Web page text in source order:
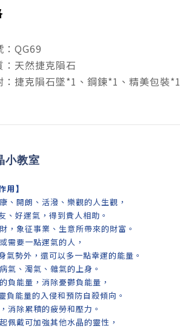
：QG69
：天然捷克隕石
：捷克隕石墜*1、鋼鍊*1、精美包裝*1
小教室
用】
、開朗、活潑、樂觀的人生觀，
、好運氣，得到貴人相助。
，象征事業、生意所帶來的財富。
需要一點運氣的人，
氣勢外，還可以多一點幸運的能量。
氣、濁氣、雜氣的上身。
負能量，消除憂鬱負能量，
負能量的入侵和預防自殺傾向。
消除累積的疲勞和壓力。
佩戴可加強其他水晶的靈性，